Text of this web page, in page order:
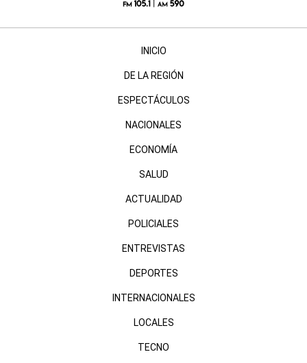
INICIO
DE LA REGIÓN
ESPECTÁCULOS
NACIONALES
ECONOMÍA
SALUD
ACTUALIDAD
POLICIALES
ENTREVISTAS
DEPORTES
INTERNACIONALES
LOCALES
TECNO